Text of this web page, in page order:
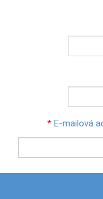
* E-mailová